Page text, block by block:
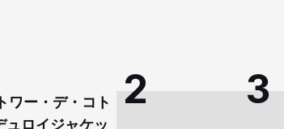
ワー・デ・コト
ロイジャケッ